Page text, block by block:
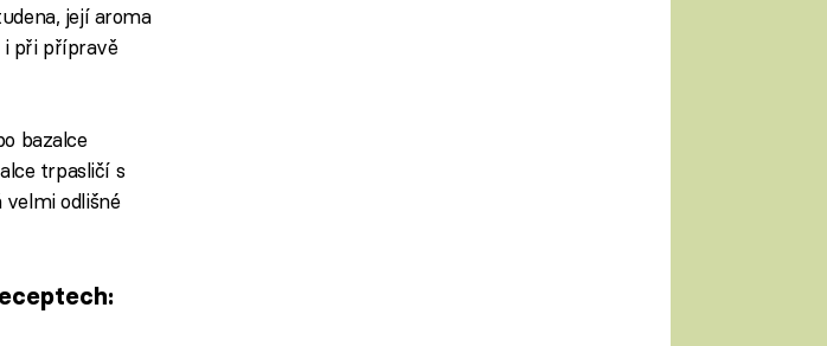
její aroma
i při přípravě
bazalce
trpasličí s
odlišné